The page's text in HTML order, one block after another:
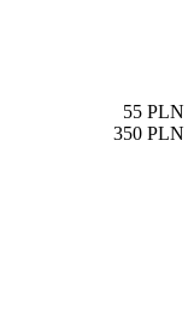
55 PLN
350 PLN